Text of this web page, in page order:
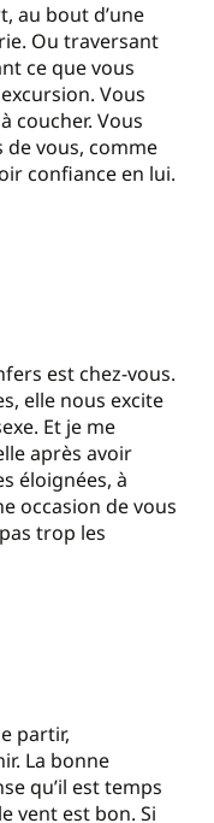
au bout d’une
Ou traversant
ce que vous
Vous
coucher. Vous
de vous, comme
confiance en lui.
est chez-vous.
elle nous excite
Et je me
après avoir
éloignées, à
occasion de vous
trop les
partir,
La bonne
qu’il est temps
vent est bon. Si